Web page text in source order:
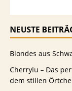
NEUSTE
Blondes aus
Cherrylu – Das
dem stillen